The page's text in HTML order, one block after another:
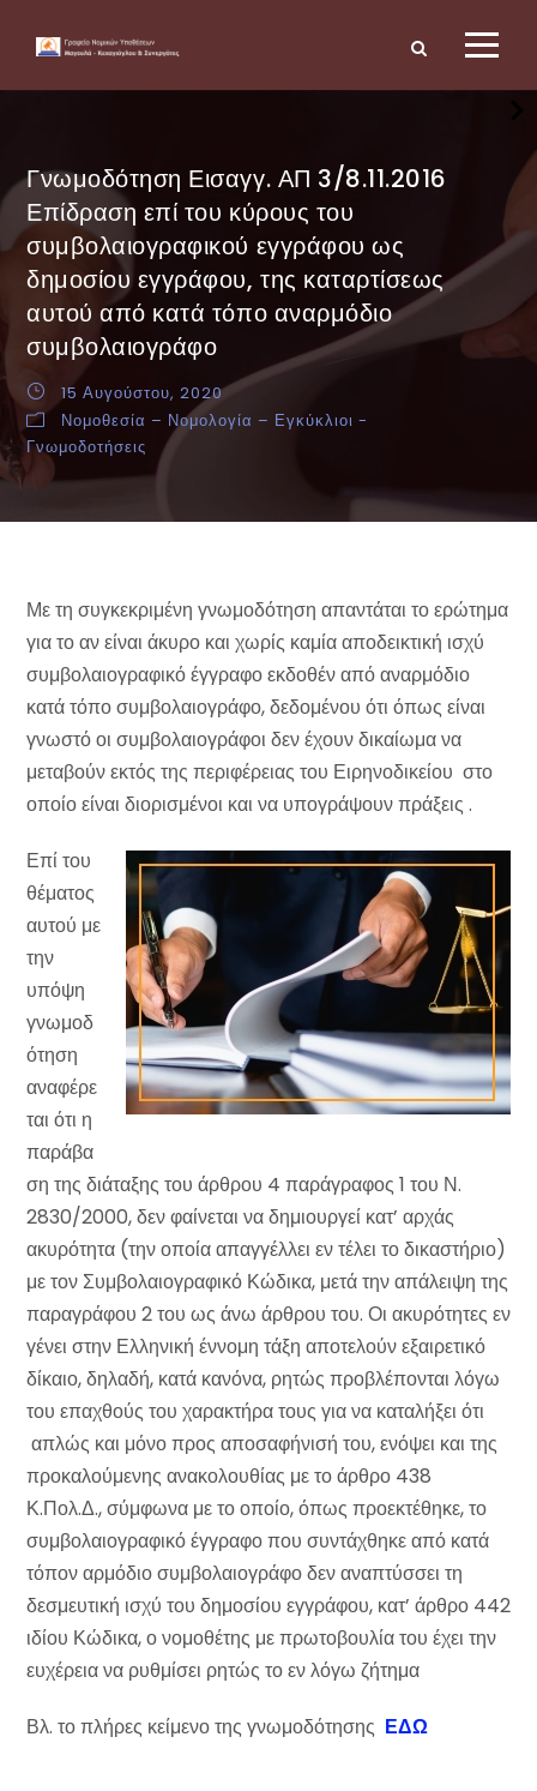
Γνωμοδότηση Εισαγγ. ΑΠ 3/8.11.2016
Επίδραση επί του κύρους του
συμβολαιογραφικού εγγράφου ως
δημοσίου εγγράφου, της καταρτίσεως
αυτού από κατά τόπο αναρμόδιο
συμβολαιογράφο
15 Αυγούστου, 2020
Νομοθεσία – Νομολογία – Εγκύκλιοι -
Γνωμοδοτήσεις
Με τη συγκεκριμένη γνωμοδότηση απαντάται το ερώτημα
για το αν είναι άκυρο και χωρίς καμία αποδεικτική ισχύ
συμβολαιογραφικό έγγραφο εκδοθέν από αναρμόδιο
κατά τόπο συμβολαιογράφο, δεδομένου ότι όπως είναι
γνωστό οι συμβολαιογράφοι δεν έχουν δικαίωμα να
μεταβούν εκτός της περιφέρειας του Ειρηνοδικείου στο
οποίο είναι διορισμένοι και να υπογράψουν πράξεις .
Επί του
θέματος
αυτού με
την
υπόψη
γνωμοδ
ότηση
αναφέρε
ται ότι η
παράβα
ση της διάταξης του άρθρου 4 παράγραφος 1 του Ν.
2830/2000, δεν φαίνεται να δημιουργεί κατ’ αρχάς
ακυρότητα (την οποία απαγγέλλει εν τέλει το δικαστήριο)
με τον Συμβολαιογραφικό Κώδικα, μετά την απάλειψη της
παραγράφου 2 του ως άνω άρθρου του. Οι ακυρότητες εν
γένει στην Ελληνική έννομη τάξη αποτελούν εξαιρετικό
δίκαιο, δηλαδή, κατά κανόνα, ρητώς προβλέπονται λόγω
του επαχθούς του χαρακτήρα τους για να καταλήξει ότι
απλώς και μόνο προς αποσαφήνισή του, ενόψει και της
προκαλούμενης ανακολουθίας με το άρθρο 438
Κ.Πολ.Δ., σύμφωνα με το οποίο, όπως προεκτέθηκε, το
συμβολαιογραφικό έγγραφο που συντάχθηκε από κατά
τόπον αρμόδιο συμβολαιογράφο δεν αναπτύσσει τη
δεσμευτική ισχύ του δημοσίου εγγράφου, κατ’ άρθρο 442
ιδίου Κώδικα, ο νομοθέτης με πρωτοβουλία του έχει την
ευχέρεια να ρυθμίσει ρητώς το εν λόγω ζήτημα
Βλ. το πλήρες κείμενο της γνωμοδότησης ΕΔΩ